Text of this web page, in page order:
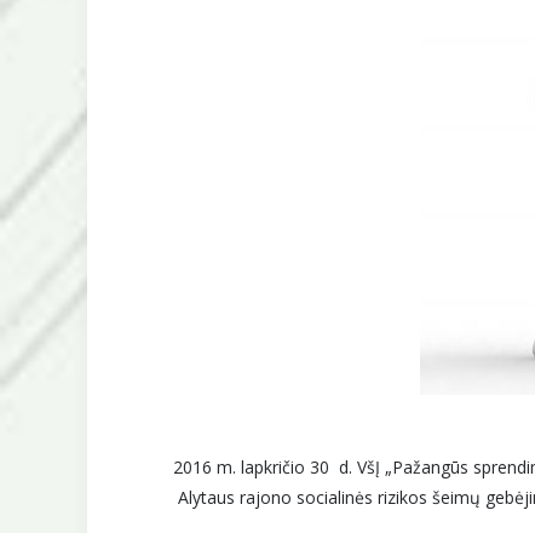
2016 m. lapkričio 30 d. VšĮ „Pažangūs
Alytaus rajono socialinės rizikos šeimų